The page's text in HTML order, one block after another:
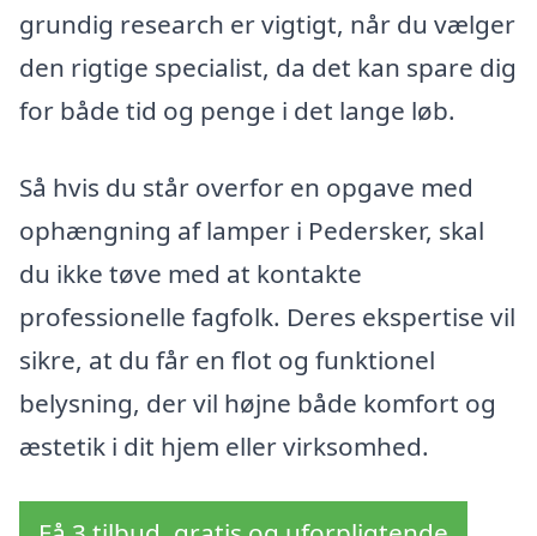
grundig research er vigtigt, når du vælger
den rigtige specialist, da det kan spare dig
for både tid og penge i det lange løb.
Så hvis du står overfor en opgave med
ophængning af lamper i Pedersker, skal
du ikke tøve med at kontakte
professionelle fagfolk. Deres ekspertise vil
sikre, at du får en flot og funktionel
belysning, der vil højne både komfort og
æstetik i dit hjem eller virksomhed.